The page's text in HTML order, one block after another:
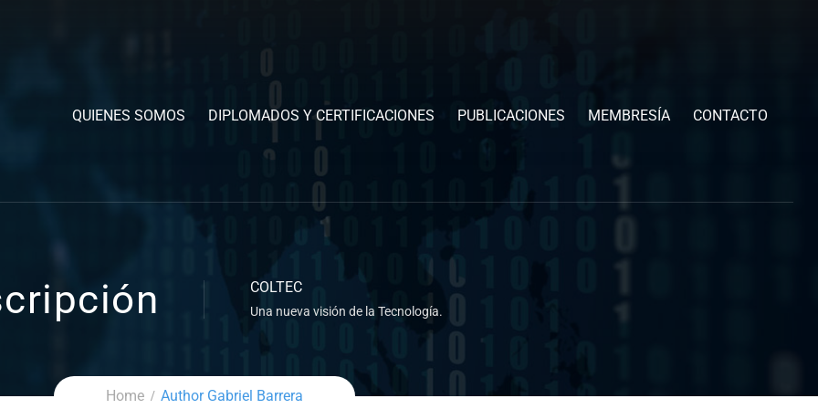
QUIENES SOMOS DIPLOMADOS Y CERTIFICACIONES PUBLICACIONES MEMBRESÍA CONTACTO
COLTEC
Una nueva visión de la Tecnología.
Home Author Gabriel Barrera